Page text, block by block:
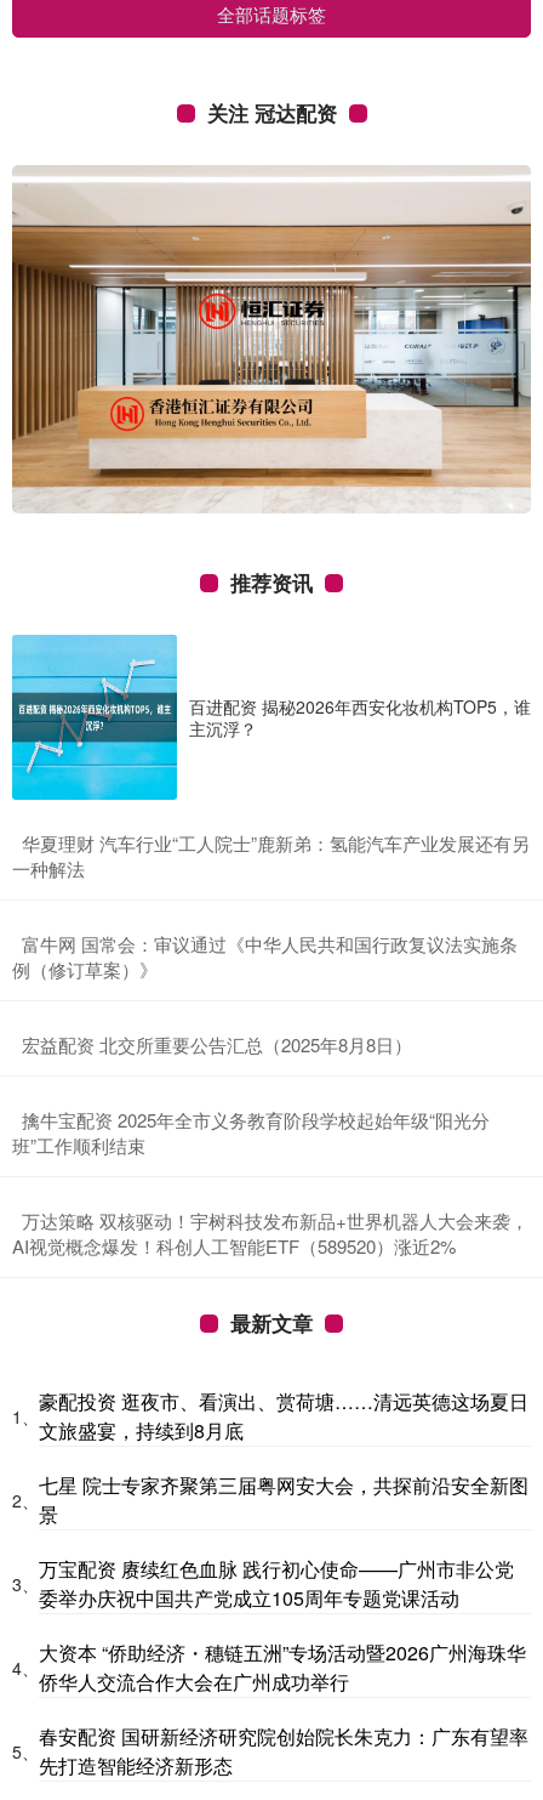
全部话题标签
关注 冠达配资
推荐资讯
百进配资 揭秘2026年西安化妆机构TOP5，谁
主沉浮？
​华夏理财 汽车行业“工人院士”鹿新弟：氢能汽车产业发展还有另
一种解法
​富牛网 国常会：审议通过《中华人民共和国行政复议法实施条
例（修订草案）》
​宏益配资 北交所重要公告汇总（2025年8月8日）
​擒牛宝配资 2025年全市义务教育阶段学校起始年级“阳光分
班”工作顺利结束
​万达策略 双核驱动！宇树科技发布新品+世界机器人大会来袭，
AI视觉概念爆发！科创人工智能ETF（589520）涨近2%
最新文章
1、
豪配投资 逛夜市、看演出、赏荷塘……清远英德这场夏日
文旅盛宴，持续到8月底
2、
七星 院士专家齐聚第三届粤网安大会，共探前沿安全新图
景
3、
万宝配资 赓续红色血脉 践行初心使命——广州市非公党
委举办庆祝中国共产党成立105周年专题党课活动
4、
大资本 “侨助经济・穗链五洲”专场活动暨2026广州海珠华
侨华人交流合作大会在广州成功举行
5、
春安配资 国研新经济研究院创始院长朱克力：广东有望率
先打造智能经济新形态